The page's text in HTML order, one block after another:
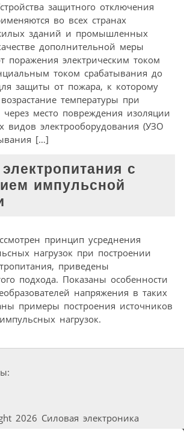
защитного отключения
во всех странах
зданий и промышленных
дополнительной меры
поражения электрическим током
током срабатывания до
защиты от пожара, к которому
температуры при
через место повреждения изоляции
видов электрооборудования (УЗО
[…]
с
импульсной
принцип усреднения
нагрузок при построении
приведены
подхода. Показаны особенности
напряжения в таких
примеры построения источников
нагрузок.
2026 Силовая электроника